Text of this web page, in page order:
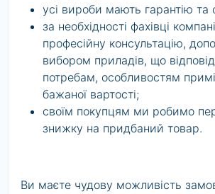
усі вироби мають гарантію та
за необхідності фахівці
професійну консультацію,
вибором приладів, що
потребам, особливостям
бажаної вартості;
своїм покупцям ми робимо
знижку на придбаний товар.
Ви маєте чудову можливість